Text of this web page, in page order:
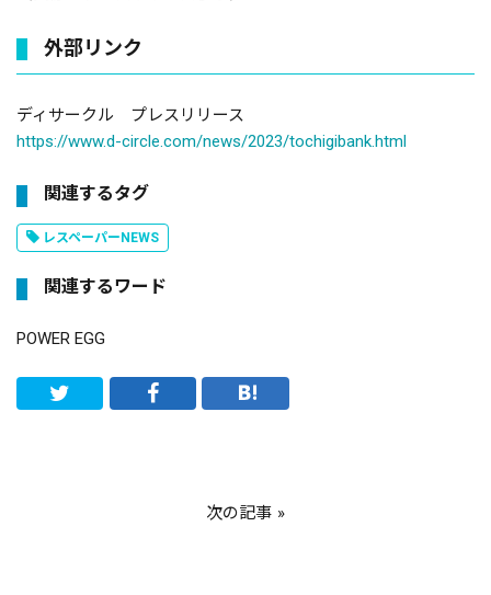
外部リンク
ディサークル プレスリリース
https://www.d-circle.com/news/2023/tochigibank.html
関連するタグ
レスペーパーNEWS
関連するワード
POWER EGG
次の記事